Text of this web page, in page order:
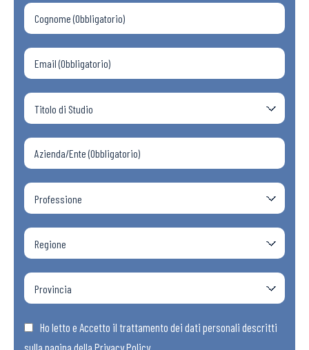
Ho letto e Accetto il trattamento dei dati personali descritti